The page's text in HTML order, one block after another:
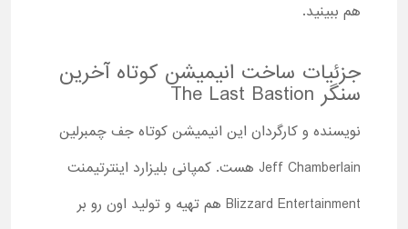
هم ببینید.
جزئیات ساخت انیمیشن کوتاه آخرین
سنگر The Last Bastion
نویسنده و کارگردان این انیمیشن کوتاه جف چمبرلین
Jeff Chamberlain هست. کمپانی بلیزارد اینترتیمنت
Blizzard Entertainment هم تهیه و تولید اون رو بر